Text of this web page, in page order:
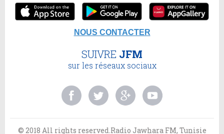
NOUS CONTACTER
SUIVRE JFM
sur les réseaux sociaux
© 2018 All rights reserved.Radio Jawhara FM, Tunisie